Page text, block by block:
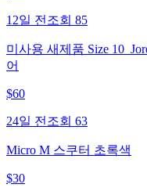
12일 전 조회 85
미사용 새제품 Size
어
$60
24일 전 조회 63
Micro M 스쿠터 초록색
$30